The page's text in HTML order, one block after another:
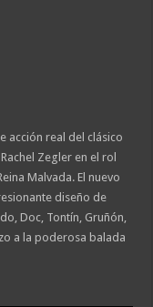
acción real del clásico
Zegler en el rol
Malvada. El nuevo
diseño de
Doc, Tontín, Gruñón,
a la poderosa balada